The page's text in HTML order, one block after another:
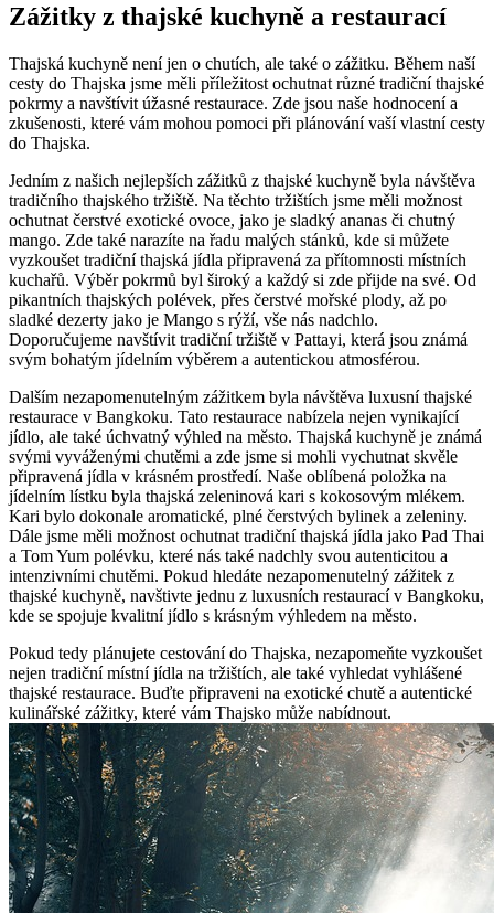
Zážitky z thajské kuchyně a restaurací
Thajská kuchyně není jen o chutích, ale také o zážitku. Během naší
cesty do Thajska jsme měli příležitost ochutnat různé tradiční thajské
pokrmy a navštívit úžasné restaurace. Zde jsou naše hodnocení a
zkušenosti, které vám mohou pomoci při plánování vaší vlastní cesty
do Thajska.
Jedním z našich nejlepších zážitků z thajské kuchyně byla návštěva
tradičního thajského tržiště. Na těchto tržištích jsme měli možnost
ochutnat čerstvé exotické ovoce, jako je sladký ananas či chutný
mango. Zde také narazíte na řadu malých stánků, kde si můžete
vyzkoušet tradiční thajská jídla připravená za přítomnosti místních
kuchařů. Výběr pokrmů byl široký a každý si zde přijde na své. Od
pikantních thajských polévek, přes čerstvé mořské plody, až po
sladké dezerty jako je Mango s rýží, vše nás nadchlo.
Doporučujeme navštívit tradiční tržiště v Pattayi, která jsou známá
svým bohatým jídelním výběrem a autentickou atmosférou.
Dalším nezapomenutelným zážitkem byla návštěva luxusní thajské
restaurace v Bangkoku. Tato restaurace nabízela nejen vynikající
jídlo, ale také úchvatný výhled na město. Thajská kuchyně je známá
svými vyváženými chutěmi a zde jsme si mohli vychutnat skvěle
připravená jídla v krásném prostředí. Naše oblíbená položka na
jídelním lístku byla thajská zeleninová kari s kokosovým mlékem.
Kari bylo dokonale aromatické, plné čerstvých bylinek a zeleniny.
Dále jsme měli možnost ochutnat tradiční thajská jídla jako Pad Thai
a Tom Yum polévku, které nás také nadchly svou autenticitou a
intenzivními chutěmi. Pokud hledáte nezapomenutelný zážitek z
thajské kuchyně, navštivte jednu z luxusních restaurací v Bangkoku,
kde se spojuje kvalitní jídlo s krásným výhledem na město.
Pokud tedy plánujete cestování do Thajska, nezapomeňte vyzkoušet
nejen tradiční místní jídla na tržištích, ale také vyhledat vyhlášené
thajské restaurace. Buďte připraveni na exotické chutě a autentické
kulinářské zážitky, které vám Thajsko může nabídnout.